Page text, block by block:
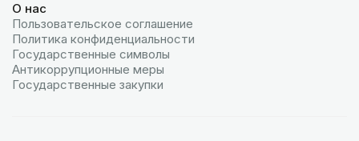
О нас
Пользовательское соглашение
Политика конфиденциальности
Государственные символы
Антикоррупционные меры
Государственные закупки